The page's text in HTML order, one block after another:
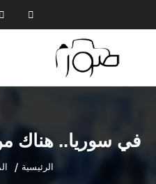
في سوريا.. هناك
الرئيسية